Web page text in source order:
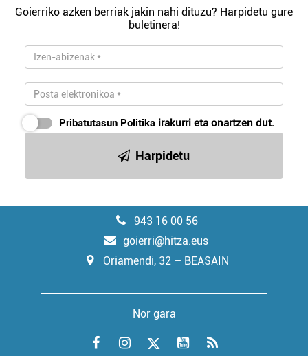
Goierriko azken berriak jakin nahi dituzu? Harpidetu gure
buletinera!
Pribatutasun Politika irakurri eta onartzen dut.
Harpidetu
943 16 00 56
goierri@hitza.eus
Oriamendi, 32 – BEASAIN
Nor gara